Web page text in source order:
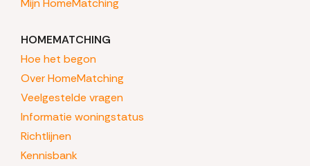
Mijn HomeMatching
HOMEMATCHING
Hoe het begon
Over HomeMatching
Veelgestelde vragen
Informatie woningstatus
Richtlijnen
Kennisbank